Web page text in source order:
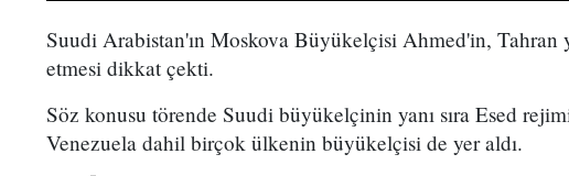
Suudi Arabistan'ın Moskova Büyükelçisi Ahmed'in,
etmesi dikkat çekti.
Söz konusu törende Suudi büyükelçinin yanı sıra Esed
Venezuela dahil birçok ülkenin büyükelçisi de yer aldı.